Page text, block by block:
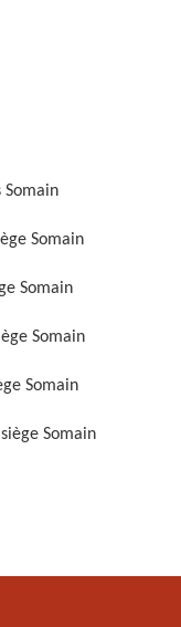
de fauteuil,
et siège 59
Somain
Somain
Somain
Somain
Somain
Somain